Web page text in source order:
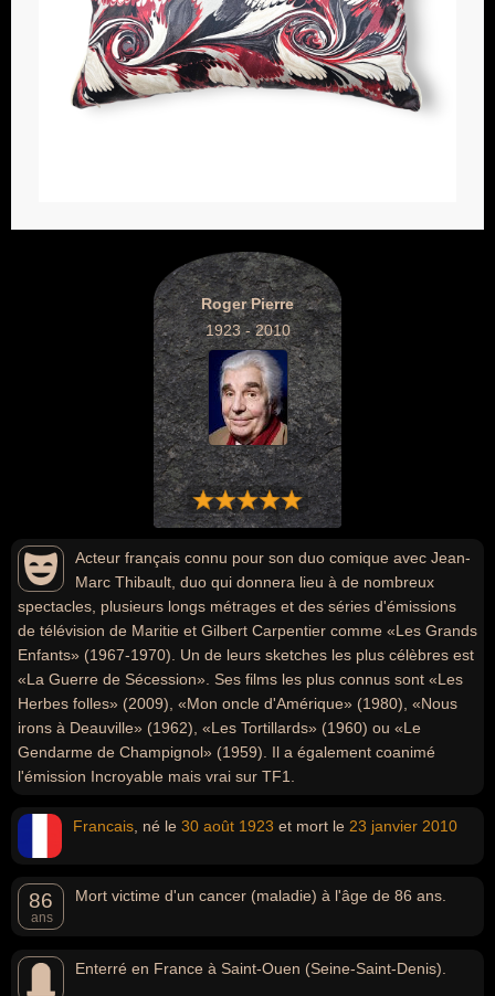
Roger Pierre
1923 - 2010
Acteur français connu pour son duo comique avec Jean-
Marc Thibault, duo qui donnera lieu à de nombreux
spectacles, plusieurs longs métrages et des séries d'émissions
de télévision de Maritie et Gilbert Carpentier comme «Les Grands
Enfants» (1967-1970). Un de leurs sketches les plus célèbres est
«La Guerre de Sécession». Ses films les plus connus sont «Les
Herbes folles» (2009), «Mon oncle d'Amérique» (1980), «Nous
irons à Deauville» (1962), «Les Tortillards» (1960) ou «Le
Gendarme de Champignol» (1959). Il a également coanimé
l'émission Incroyable mais vrai sur TF1.
Francais , né le 30 août 1923 et mort le 23 janvier 2010
86
ans
Mort victime d'un cancer (maladie) à l'âge de 86 ans.
Enterré en France à Saint-Ouen (Seine-Saint-Denis).